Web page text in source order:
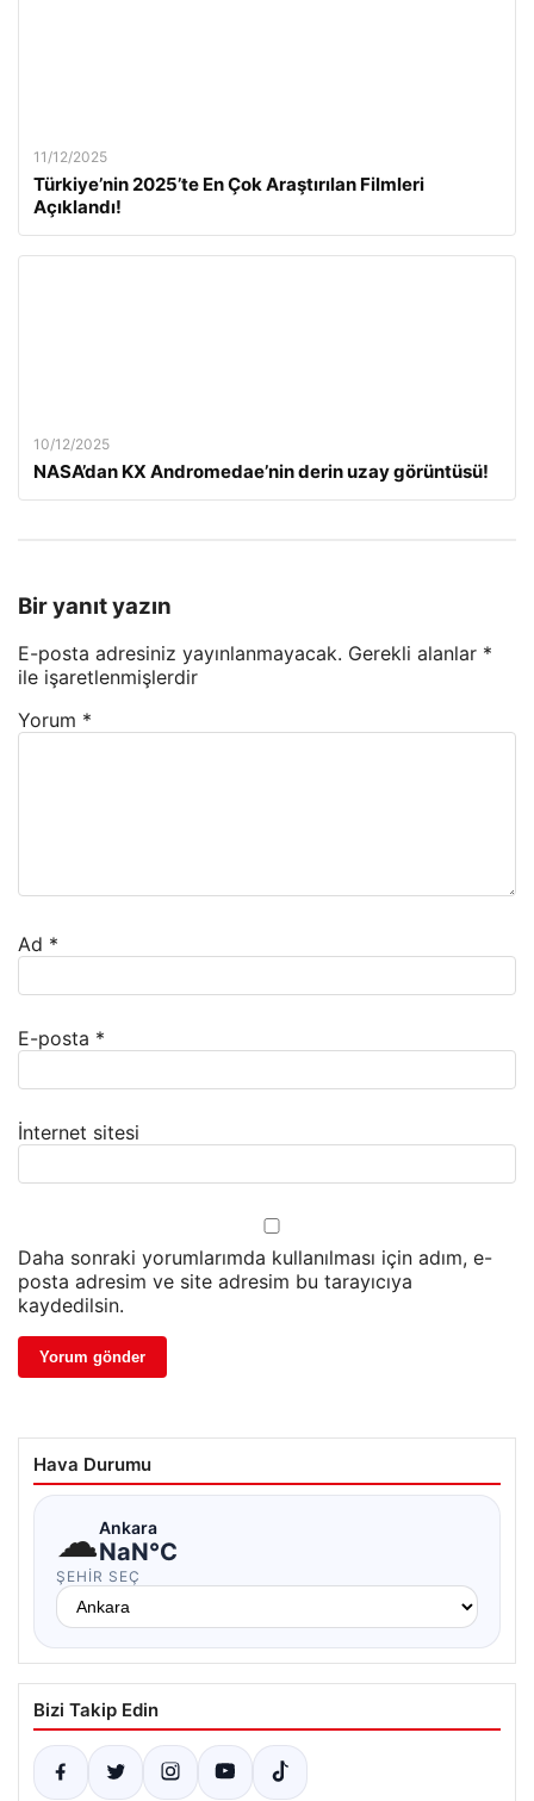
11/12/2025
Türkiye’nin 2025’te En Çok Araştırılan Filmleri
Açıklandı!
10/12/2025
NASA’dan KX Andromedae’nin derin uzay görüntüsü!
Bir yanıt yazın
E-posta adresiniz yayınlanmayacak. Gerekli alanlar *
ile işaretlenmişlerdir
Yorum *
Ad *
E-posta *
İnternet sitesi
Daha sonraki yorumlarımda kullanılması için adım, e-
posta adresim ve site adresim bu tarayıcıya
kaydedilsin.
Hava Durumu
☁Ankara
NaN°C
ŞEHIR SEÇ
Bizi Takip Edin